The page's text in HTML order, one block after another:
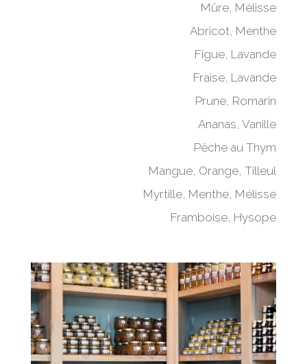
Mûre, Mélisse
Abricot, Menthe
Figue, Lavande
Fraise, Lavande
Prune, Romarin
Ananas, Vanille
Pêche au Thym
Mangue, Orange, Tilleul
Myrtille, Menthe, Mélisse
Framboise, Hysope